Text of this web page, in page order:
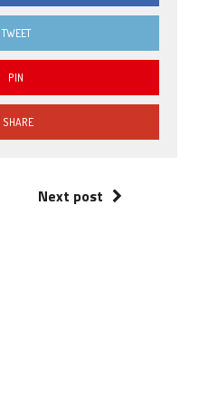
TWEET
PIN
SHARE
Next post